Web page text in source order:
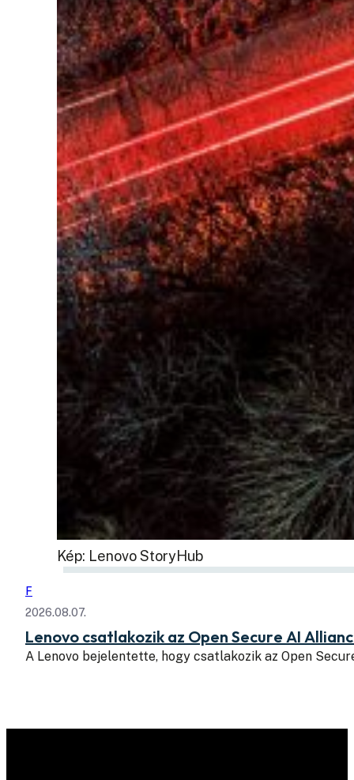
Kép: Lenovo StoryHub
F
2026.08.07.
Lenovo csatlakozik az Open Secure AI
A Lenovo bejelentette, hogy csatlakozik az Open